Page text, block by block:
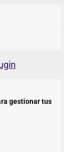
gestionar tus